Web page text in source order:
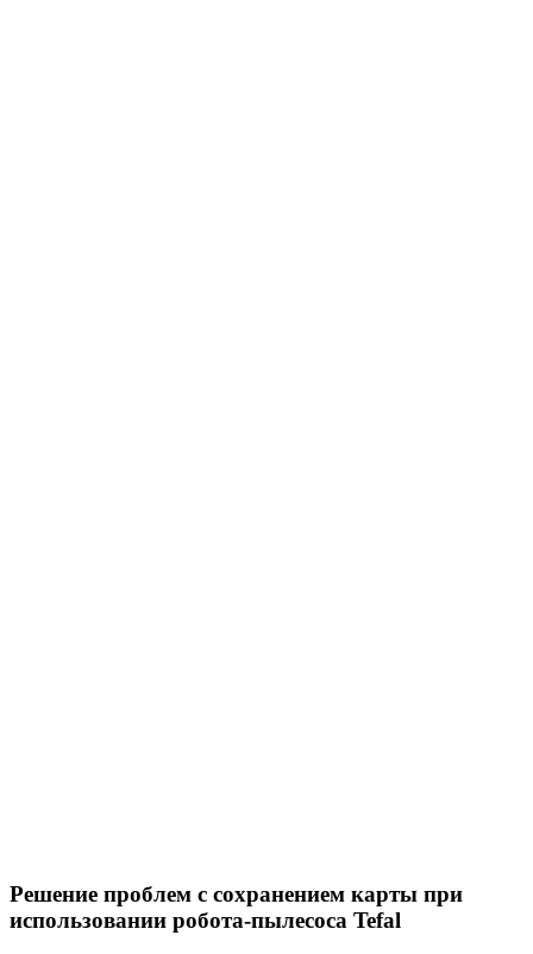
Решение проблем с сохранением карты при
использовании робота-пылесоса Tefal